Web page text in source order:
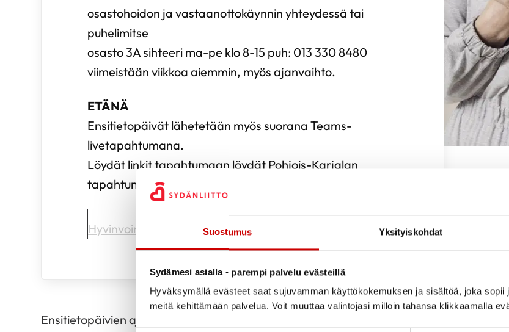
Suostumus Yksityiskohdat
Sydämesi asialla - parempi palvelu evästeillä
Hyväksymällä evästeet saat sujuvamman käyttökokemuksen ja sisältöä, joka sopii
meitä kehittämään palvelua. Voit muuttaa valintojasi milloin tahansa klikkaamalla
osastohoidon ja vastaanottokäynnin yhteydessä tai
puhelimitse
osasto 3A sihteeri ma-pe klo 8-15 puh: 013 330 8480
viimeistään viikkoa aiemmin, myös ajanvaihto.
ETÄNÄ
Ensitietopäivät lähetetään myös suorana Teams-
livetapahtumana.
Löydät linkit tapahtumaan löydät Pohjois-Karjalan
tapahtumakalenterista (osiosta hyvinvointi ja terveys):
Hyvinvointi ja terveys
Ensitietopäivien ajankohdat: